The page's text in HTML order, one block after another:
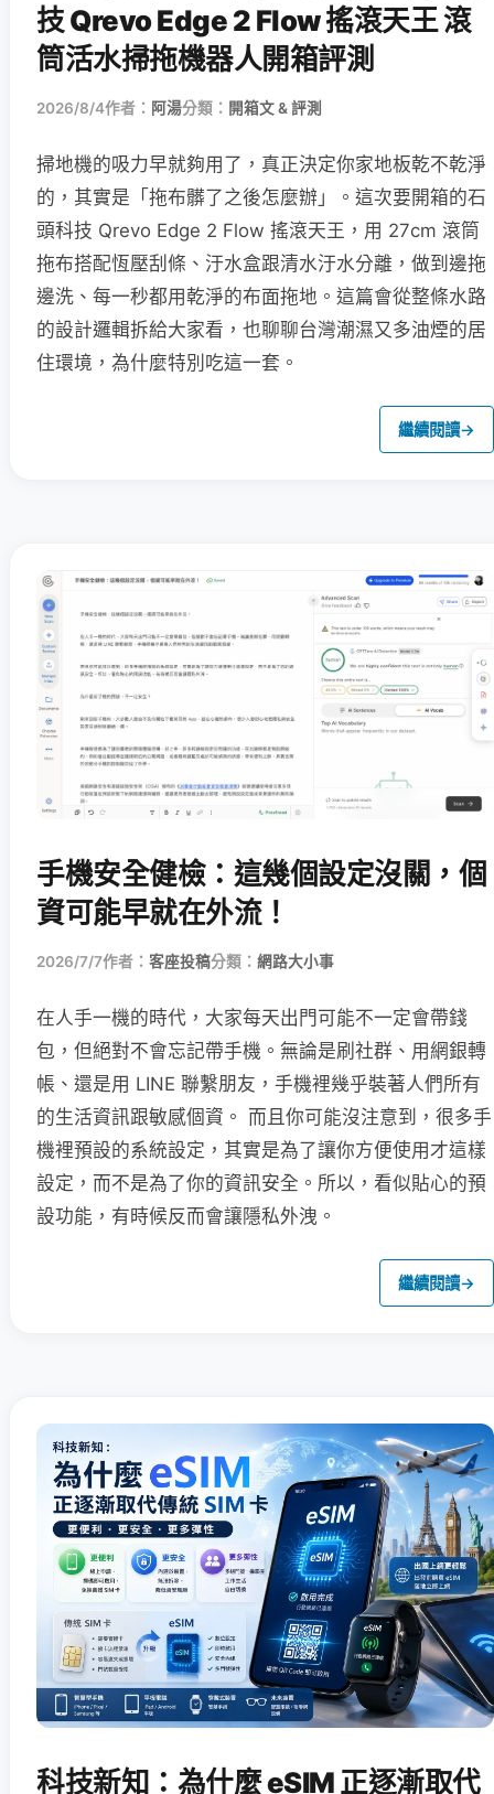
技 Qrevo Edge 2 Flow 搖滾天王 滾
筒活水掃拖機器人開箱評測
2026/8/4作者： 阿湯分類： 開箱文 & 評測
掃地機的吸力早就夠用了，真正決定你家地板乾不乾淨
的，其實是「拖布髒了之後怎麼辦」。這次要開箱的石
頭科技 Qrevo Edge 2 Flow 搖滾天王，用 27cm 滾筒
拖布搭配恆壓刮條、汙水盒跟清水汙水分離，做到邊拖
邊洗、每一秒都用乾淨的布面拖地。這篇會從整條水路
的設計邏輯拆給大家看，也聊聊台灣潮濕又多油煙的居
住環境，為什麼特別吃這一套。
繼續閱讀→
手機安全健檢：這幾個設定沒關，個
資可能早就在外流！
2026/7/7作者： 客座投稿分類： 網路大小事
在人手一機的時代，大家每天出門可能不一定會帶錢
包，但絕對不會忘記帶手機。無論是刷社群、用網銀轉
帳、還是用 LINE 聯繫朋友，手機裡幾乎裝著人們所有
的生活資訊跟敏感個資。 而且你可能沒注意到，很多手
機裡預設的系統設定，其實是為了讓你方便使用才這樣
設定，而不是為了你的資訊安全。所以，看似貼心的預
設功能，有時候反而會讓隱私外洩。
繼續閱讀→
科技新知：為什麼 eSIM 正逐漸取代